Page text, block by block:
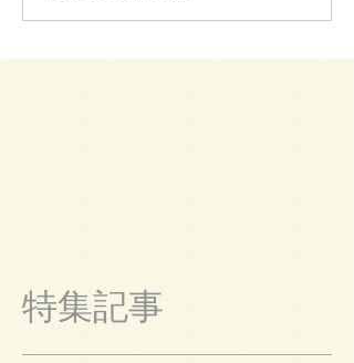
特集記事